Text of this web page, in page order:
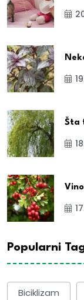
Šta
Popularni
Biciklizam